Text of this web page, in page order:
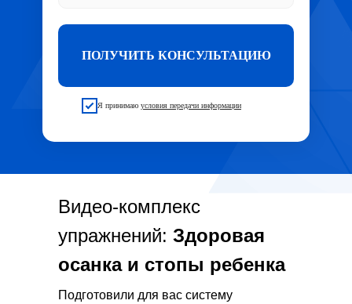
Я принимаю условия передачи информации
ПОЛУЧИТЬ КОНСУЛЬТАЦИЮ
Подготовили для вас систему
Видео-комплекс
упражнений: Здоровая
осанка и стопы ребенка